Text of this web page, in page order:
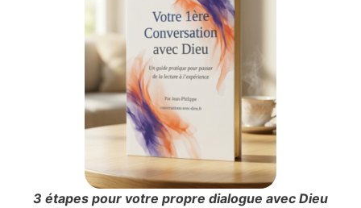
3 étapes pour votre propre dialogue avec Dieu